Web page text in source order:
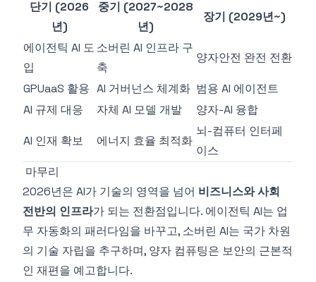
단기 (2026
년)
중기 (2027~2028
년)
장기 (2029년~)
에이전틱 AI 도
입
소버린 AI 인프라 구
축
양자안전 완전 전환
GPUaaS 활용 AI 거버넌스 체계화 범용 AI 에이전트
AI 규제 대응
자체 AI 모델 개발 양자-AI 융합
AI 인재 확보 에너지 효율 최적화
뇌-컴퓨터 인터페
이스
마무리
2026년은 AI가 기술의 영역을 넘어 비즈니스와 사회
전반의 인프라가 되는 전환점입니다. 에이전틱 AI는 업
무 자동화의 패러다임을 바꾸고, 소버린 AI는 국가 차원
의 기술 자립을 추구하며, 양자 컴퓨팅은 보안의 근본적
인 재편을 예고합니다.